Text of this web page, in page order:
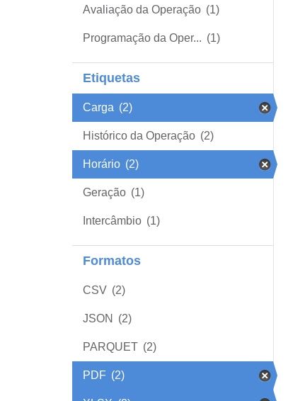
Avaliação da Operação (1)
Programação da Oper... (1)
Etiquetas
Carga (2)
Histórico da Operação (2)
Horário (2)
Geração (1)
Intercâmbio (1)
Formatos
CSV (2)
JSON (2)
PARQUET (2)
PDF (2)